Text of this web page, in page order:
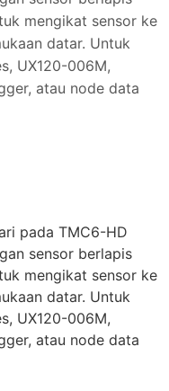
mengikat sensor ke
datar. Untuk
UX120-006M,
atau node data
pada TMC6-HD
sensor berlapis
mengikat sensor ke
datar. Untuk
UX120-006M,
atau node data